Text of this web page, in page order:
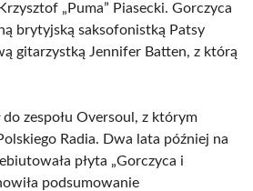
„Puma” Piasecki. Gorczyca
brytyjską saksofonistką Patsy
gitarzystką Jennifer Batten, z którą
zespołu Oversoul, z którym
Radia. Dwa lata później na
płyta „Gorczyca i
podsumowanie